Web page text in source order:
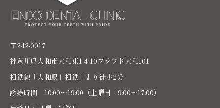
〒242-0017
神奈川県大和市大和東1-4-10プラウド大和101
相鉄線「大和駅」相鉄口より徒歩2分
診療時間 10:00〜19:00（土曜日：9:00～17:00）